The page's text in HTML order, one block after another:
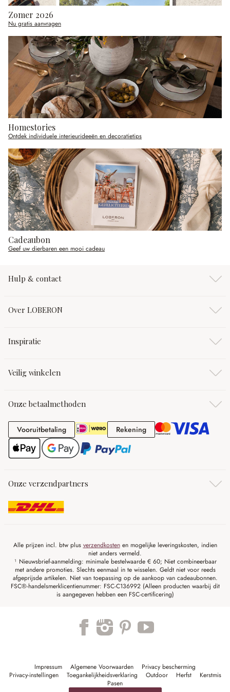
Zomer 2026
Nu gratis aanvragen
Homestories
Ontdek individuele interieurideeën en decoratietips
Cadeaubon
Geef uw dierbaren een mooi cadeau
Hulp & contact
Over LOBERON
Inspiratie
Veilig winkelen
Onze betaalmethoden
VooruitbetalingVooruitbetaling RekeningRekening
Onze verzendpartners
Alle prijzen incl. btw plus verzendkostenen mogelijke leveringskosten, indien
niet anders vermeld.
¹ Nieuwsbrief-aanmelding: minimale bestelwaarde € 60; Niet combineerbaar
met andere promoties. Slechts eenmaal in te wisselen. Geldt niet voor reeds
afgeprijsde artikelen. Niet van toepassing op de aankoop van cadeaubonnen.
FSC®-handelsmerklicentienummer: FSC-C136992 (Alleen producten waarbij dit
is aangegeven hebben een FSC-certificering)
Impressum Algemene Voorwaarden
Privacy bescherming
Privacy-instellingen
Toegankelijkheidsverklaring Outdoor Herfst
Kerstmis
Pasen